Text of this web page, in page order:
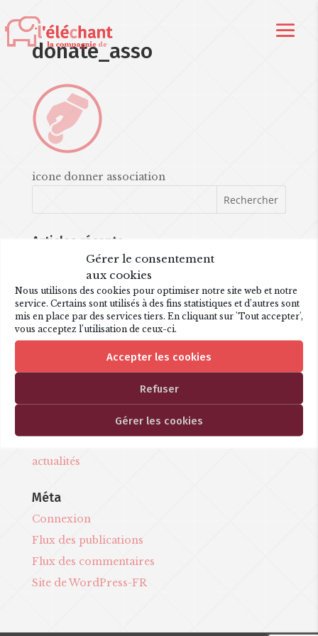
Gérer le consentement
aux cookies
Nous utilisons des cookies pour optimiser notre site web et notre
service. Certains sont utilisés à des fins statistiques et d’autres sont
mis en place par des services tiers. En cliquant sur 'Tout accepter',
vous acceptez l’utilisation de ceux-ci.
Accepter les cookies
Refuser
Gérer les cookies
donate_asso
icone donner association
Articles récents
Les P’tits opéras, La Flûte
Une nouvelle création !
Commentaires récents
février 2022
Catégories
actualités
Méta
Connexion
Flux des publications
Flux des commentaires
Site de WordPress-FR